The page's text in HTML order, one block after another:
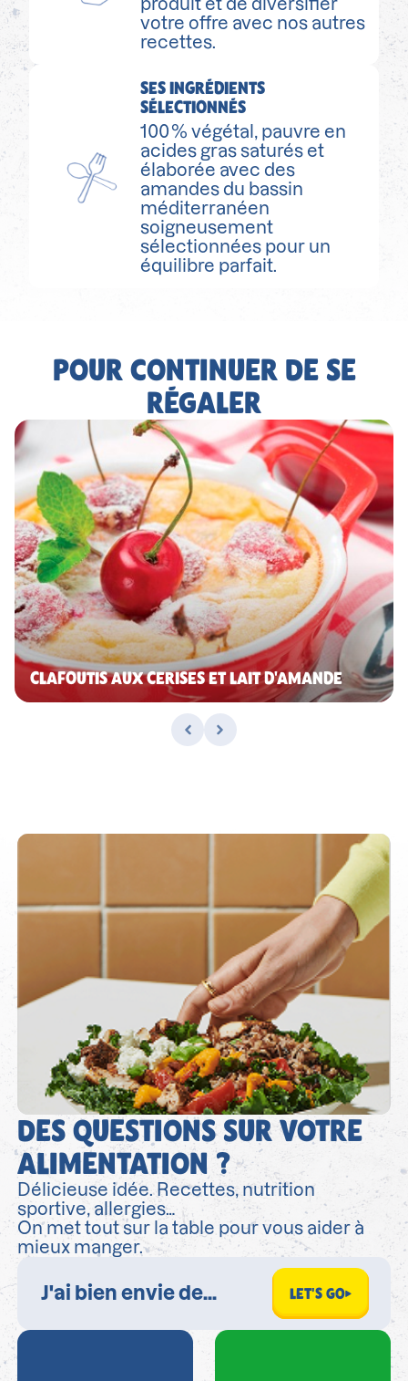
produit et de diversifier
votre offre avec nos autres
recettes.
SES INGRÉDIENTS
SÉLECTIONNÉS
100 % végétal, pauvre en
acides gras saturés et
élaborée avec des
amandes du bassin
méditerranéen
soigneusement
sélectionnées pour un
équilibre parfait.
POUR CONTINUER DE SE
RÉGALER
CLAFOUTIS AUX CERISES ET LAIT D'AMANDE
DES QUESTIONS SUR VOTRE
ALIMENTATION ?
Délicieuse idée. Recettes, nutrition
sportive, allergies…
On met tout sur la table pour vous aider à
mieux manger.
LET'S GO